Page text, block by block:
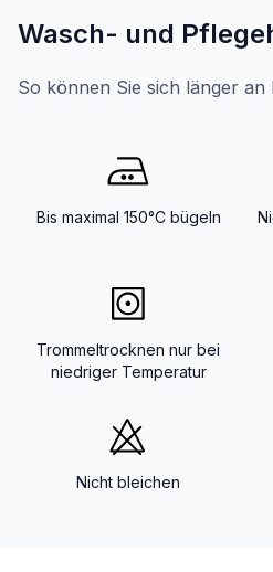
Wasch- und
So können Sie sich länger
Bis maximal 150°C bügeln
Trommeltrocknen nur bei
niedriger Temperatur
Nicht bleichen